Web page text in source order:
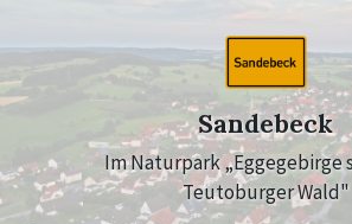
content
main
navigation
footer
Sandebeck
Im Naturpark „Eggegebirge
Teutoburger Wald"